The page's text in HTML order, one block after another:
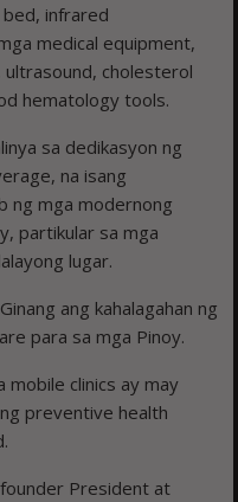
infrared
medical equipment,
ultrasound, cholesterol
hematology tools.
sa dedikasyon ng
na isang
ng mga modernong
partikular sa mga
lugar.
ang kahalagahan ng
para sa mga Pinoy.
mobile clinics ay may
preventive health
founder President at